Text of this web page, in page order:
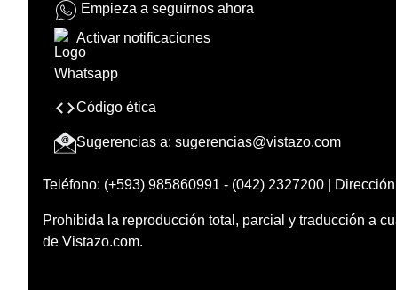
Empieza a seguirnos ahora
Activar notificaciones
Código ética
Sugerencias a: sugerencias@vistazo.com
Teléfono: (+593) 985860991 - (042) 2327200 |
Prohibida la reproducción total, parcial y traducción a
de Vistazo.com.